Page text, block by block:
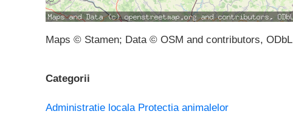
Maps © Stamen; Data © OSM and contributors, ODbL
Categorii
Administratie locala Protectia animalelor